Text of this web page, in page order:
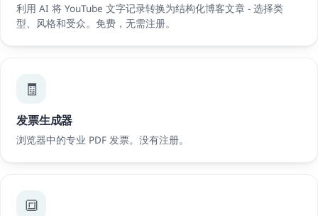
利用 AI 将 YouTube 文字记录转换为结构化博客文章 - 选择类
型、风格和受众。免费，无需注册。
🧾
发票生成器
浏览器中的专业 PDF 发票。没有注册。
🔳